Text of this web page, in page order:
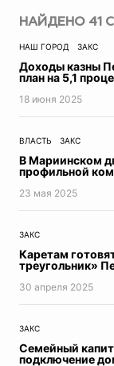
НАЙДЕНО 41
НАШ ГОРОД ЗАКС
Доходы казны
план на 5,1
18 июня 2025
ВЛАСТЬ ЗАКС
В Мариинском
профильной
23 мая 2025
ЗАКС
Каретам
треугольник»
30 апреля 2025
ЗАКС
Семейный
подключение
Авто
Прогресс
Пресс-релизы
Экономика
Петербург
Реклама
Фотогалереи
Видеосюжеты
Эксклюзив